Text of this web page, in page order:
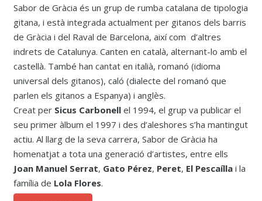
Sabor de Gràcia és un grup de rumba catalana de tipologia
gitana, i està integrada actualment per gitanos dels barris
de Gràcia i del Raval de Barcelona, així com d’altres
indrets de Catalunya. Canten en català, alternant-lo amb el
castellà. També han cantat en italià, romanó (idioma
universal dels gitanos), caló (dialecte del romanó que
parlen els gitanos a Espanya) i anglès.
Creat per Sicus Carbonellel 1994, el grup va publicar el
seu primer àlbum el 1997 i des d’aleshores s’ha mantingut
actiu. Al llarg de la seva carrera, Sabor de Gràcia ha
homenatjat a tota una generació d’artistes, entre ells
Joan Manuel Serrat, Gato Pérez, Peret, El Pescaíllai la
família de Lola Flores.